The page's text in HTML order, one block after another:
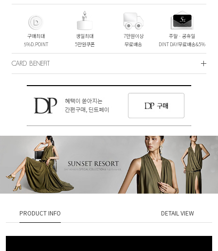
구매최대
5%D.POINT
생일최대
5만원쿠폰
7만원이상
무료배송
주말ㆍ공휴일
DINT DAY무료배송&5%
CARD BENEFIT
PRODUCT INFO DETAIL VIEW